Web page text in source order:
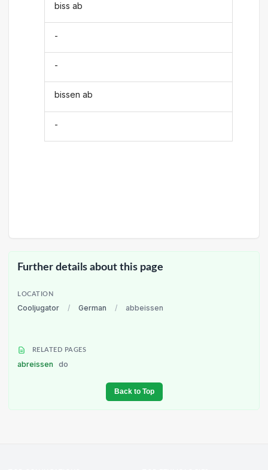
biss ab
-
-
bissen ab
-
Further details about this page
LOCATION
Cooljugator / German / abbeissen
RELATED PAGES
abreissen do
Back to Top